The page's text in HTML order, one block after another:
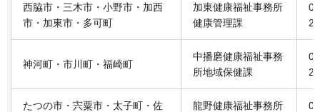
西脇市・三木市・小野市・加西
市・加東市・多可町
加東健康福祉事務所
健康管理課
神河町・市川町・福崎町
中播磨健康福祉事務
所地域保健課
たつの市・宍粟市・太子町・佐
龍野健康福祉事務所